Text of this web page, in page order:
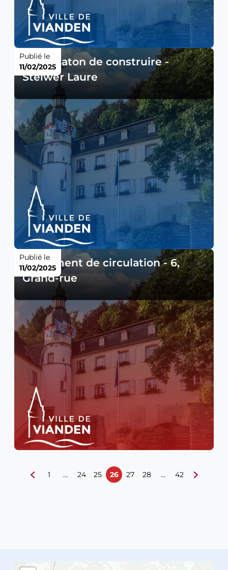
Autorisaton de construire -
Steiwer Laure
Publié le
11/02/2025
Règlement de circulation - 6,
Grand-rue
Publié le
11/02/2025
1 … 24 25 26 27 28 … 42